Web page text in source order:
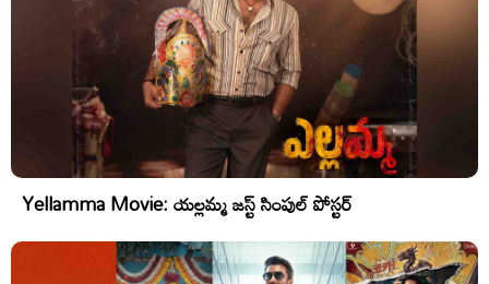
Yellamma Movie: యల్లమ్మ జస్ట్ సింపుల్ పోస్టర్